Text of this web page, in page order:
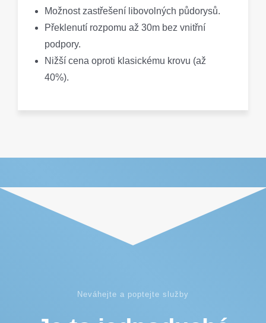
Možnost zastřešení libovolných půdorysů.
Překlenutí rozpomu až 30m bez vnitřní
podpory.
Nižší cena oproti klasickému krovu (až
40%).
Neváhejte a poptejte služby